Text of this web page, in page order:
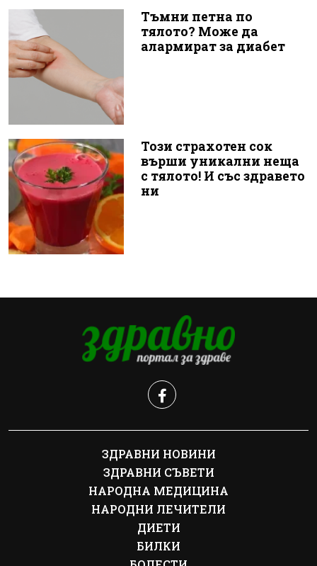
Тъмни петна по
тялото? Може да
алармират за диабет
Този страхотен сок
върши уникални неща
с тялото! И със здравето
ни
ЗДРАВНИ НОВИНИ
ЗДРАВНИ СЪВЕТИ
НАРОДНА МЕДИЦИНА
НАРОДНИ ЛЕЧИТЕЛИ
ДИЕТИ
БИЛКИ